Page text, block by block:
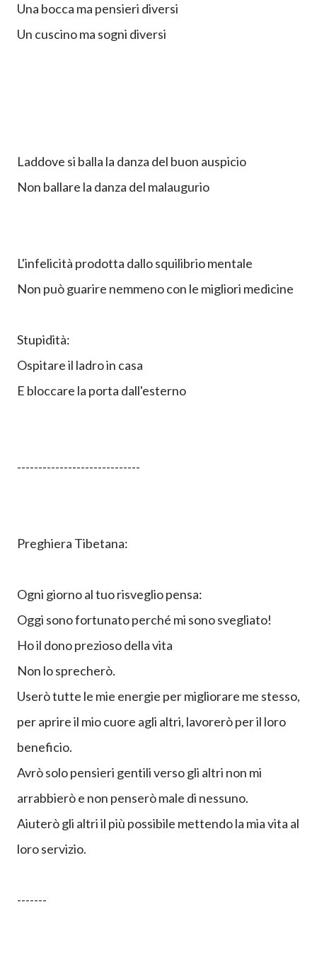
Una bocca ma pensieri diversi
Un cuscino ma sogni diversi
Laddove si balla la danza del buon auspicio
Non ballare la danza del malaugurio
L'infelicità prodotta dallo squilibrio mentale
Non può guarire nemmeno con le migliori medicine
Stupidità:
Ospitare il ladro in casa
E bloccare la porta dall'esterno
-----------------------------
Preghiera Tibetana:
Ogni giorno al tuo risveglio pensa:
Oggi sono fortunato perché mi sono svegliato!
Ho il dono prezioso della vita
Non lo sprecherò.
Userò tutte le mie energie per migliorare me stesso,
per aprire il mio cuore agli altri, lavorerò per il loro
beneficio.
Avrò solo pensieri gentili verso gli altri non mi
arrabbierò e non penserò male di nessuno.
Aiuterò gli altri il più possibile mettendo la mia vita al
loro servizio.
-------